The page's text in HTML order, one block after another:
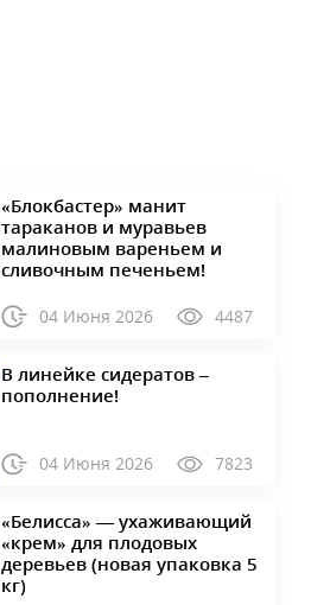
«Блокбастер» манит
тараканов и муравьев
малиновым вареньем и
сливочным печеньем!
04 Июня 2026 4487
В линейке сидератов –
пополнение!
04 Июня 2026 7823
«Белисса» — ухаживающий
«крем» для плодовых
деревьев (новая упаковка 5
кг)